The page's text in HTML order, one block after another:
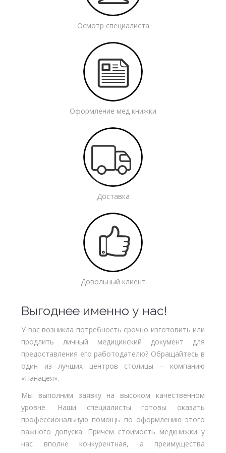
Осмотр специалиста
Оформление мед книжки
Доставка
Довольный клиент
Выгоднее именно у нас!
У вас возникла потребность срочно изготовить или
продлить личный медицинский документ для
предоставления его работодателю? Обращайтесь в
один из лучших центров столицы – компанию
«Панацея».
Мы выполним заявку на высоком качественном
уровне. Наши специалисты готовы оказать
профессиональную помощь по оформлению этого
важного допуска. Причем стоимость медкнижки у
нас вполне конкурентная, а преимущества